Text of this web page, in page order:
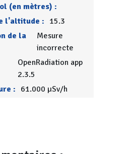
(en mètres) :
l'altitude :
15.3
de la
Mesure
incorrecte
OpenRadiation app
2.3.5
:
61.000 µSv/h